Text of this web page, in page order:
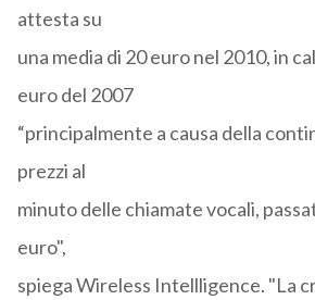
attesta su
una media di 20 euro nel 2010, in
euro del 2007
“principalmente a causa della
prezzi al
minuto delle chiamate vocali,
euro",
spiega Wireless Intellligence. "La